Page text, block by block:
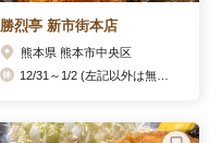
勝烈亭 新市街本店
熊本県 熊本市中央区